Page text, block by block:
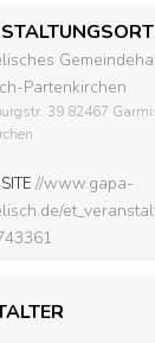
Partenkirchen
39 82467
//www.gapa-